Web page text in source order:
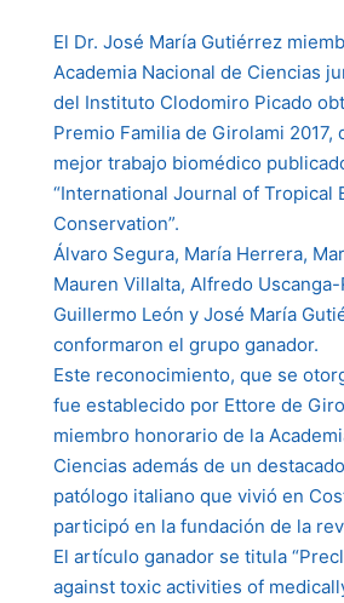
El Dr. José María Gutiérrez
Academia Nacional de Ciencias
del Instituto Clodomiro Picado
Premio Familia de Girolami 2017,
mejor trabajo biomédico
“International Journal of Tropical
Conservation”.
Álvaro Segura, María Herrera,
Mauren Villalta, Alfredo
Guillermo León y José María
conformaron el grupo ganador.
Este reconocimiento, que se
fue establecido por Ettore de
miembro honorario de la
Ciencias además de un
patólogo italiano que vivió en
participó en la fundación de la
El artículo ganador se titula
against toxic activities of